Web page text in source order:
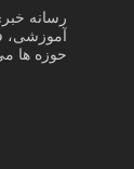
رسانه
آموزشی،
حوزه ها